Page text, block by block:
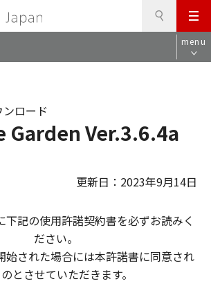
メ
ニ
ュ
menu
Garden Ver.3.6.4a
ロード
更新日：2023年9月14日
下記の使用許諾契約書を必ずお読みく
ださい。
始された場合には本許諾書に同意され
とさせていただきます。